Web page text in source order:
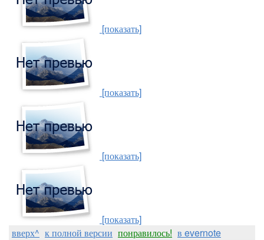
[показать]
[показать]
[показать]
[показать]
вверх^ к полной версии понравилось! в evernote